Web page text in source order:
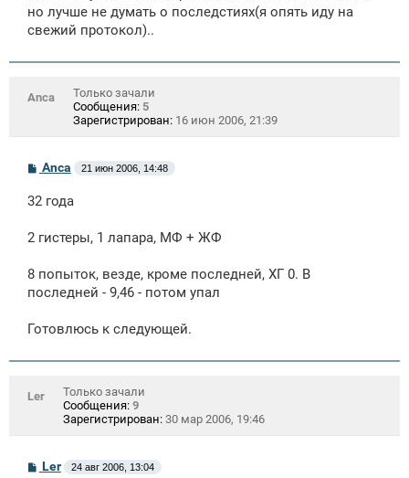
щ
н
е
но лучше не думать о последстиях(я опять иду на
свежий протокол)..
Anca
Только зачали
Сообщения: 5
Зарегистрирован: 16 июн 2006, 21:39
С
б
н
Anca 21 июн 2006, 14:48
32 года
2 гистеры, 1 лапара, МФ + ЖФ
8 попыток, везде, кроме последней, ХГ 0. В
последней - 9,46 - потом упал
Готовлюсь к следующей.
Ler
Только зачали
Сообщения: 9
Зарегистрирован: 30 мар 2006, 19:46
СLer 24 авг 2006, 13:04